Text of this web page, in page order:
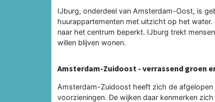
IJburg, onderdeel van Amsterdam-Oost, is
huurappartementen met uitzicht op het
naar het centrum beperkt. IJburg trekt
willen blijven wonen.
Amsterdam-Zuidoost - verrassend groen
Amsterdam-Zuidoost heeft zich de afgelopen
voorzieningen. De wijken daar kenmerken